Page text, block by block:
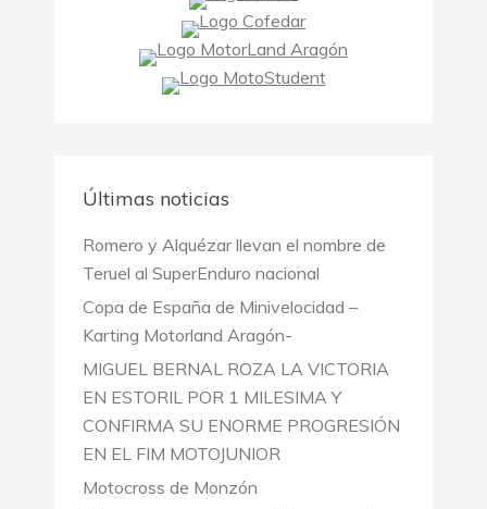
Últimas noticias
Romero y Alquézar llevan el nombre de
Teruel al SuperEnduro nacional
Copa de España de Minivelocidad –
Karting Motorland Aragón-
MIGUEL BERNAL ROZA LA VICTORIA
EN ESTORIL POR 1 MILESIMA Y
CONFIRMA SU ENORME PROGRESIÓN
EN EL FIM MOTOJUNIOR
Motocross de Monzón